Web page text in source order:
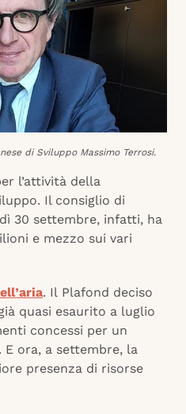
di Sviluppo Massimo Terrosi.
l’attività della
Il consiglio di
30 settembre, infatti, ha
e mezzo sui vari
. Il Plafond deciso
quasi esaurito a luglio
concessi per un
E ora, a settembre, la
presenza di risorse